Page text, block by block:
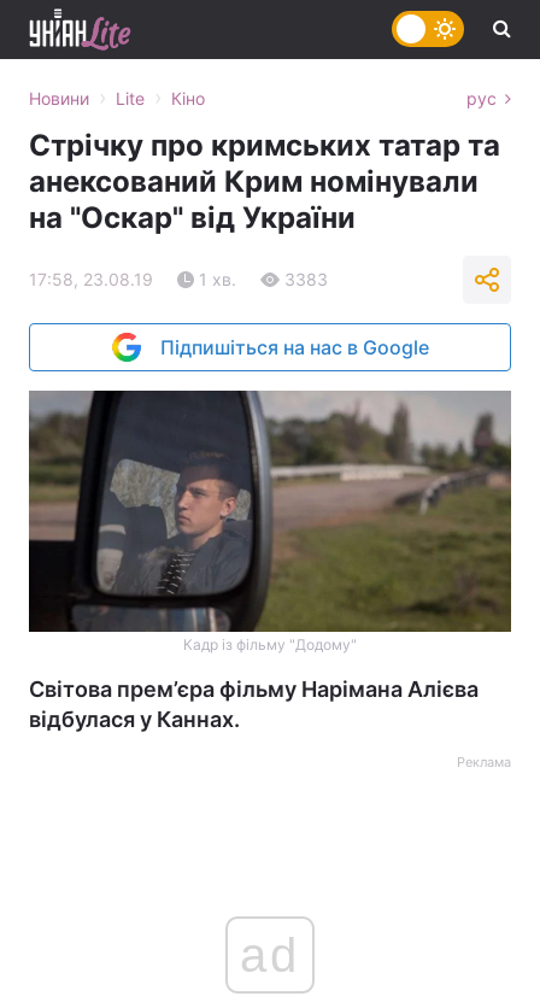
Новини › Lite › Кіно рус
Стрічку про кримських татар та
анексований Крим номінували
на "Оскар" від України
17:58, 23.08.19 1 хв. 3383
Підпишіться на нас в Google
Кадр із фільму "Додому"
Світова прем’єра фільму Нарімана Алієва
відбулася у Каннах.
Реклама
ad